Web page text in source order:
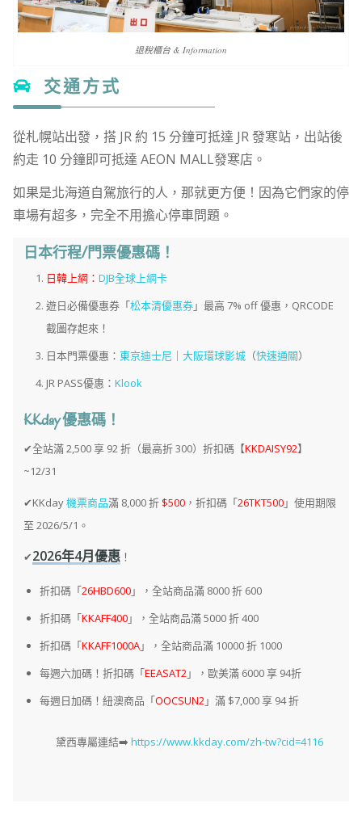
退稅櫃台 & Information
交通方式
從札幌站出發，搭 JR 約 15 分鐘可抵達 JR 發寒站，出站後
約走 10 分鐘即可抵達 AEON MALL發寒店。
如果是北海道自駕旅行的人，那就更方便！因為它們家的停
車場有超多，完全不用擔心停車問題。
日本行程/門票優惠碼！
日韓上網： DJB全球上網卡
遊日必備優惠券「松本清優惠券」最高 7% off 優惠，QRCODE
截圖存起來！
日本門票優惠： 東京迪士尼 ｜ 大阪環球影城 （快速通關）
JR PASS優惠： Klook
KKday 優惠碼！
✔全站滿 2,500 享 92 折（最高折 300）折扣碼【KKDAISY92】
~12/31
✔KKday機票商品滿 8,000 折 $500 ，折扣碼「26TKT500」使用期限
至 2026/5/1。
✔2026年4月優惠 ！
折扣碼「26HBD600」，全站商品滿 8000 折 600
折扣碼「KKAFF400」，全站商品滿 5000 折 400
折扣碼「KKAFF1000A」，全站商品滿 10000 折 1000
每週六加碼！折扣碼「EEASAT2」，歐美滿 6000 享 94折
每週日加碼！紐澳商品「OOCSUN2」滿 $7,000 享 94 折
黛西專屬連結➡️ https://www.kkday.com/zh-tw?cid=4116